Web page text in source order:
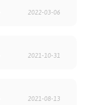
2022-03-06
2021-10-31
2021-08-13